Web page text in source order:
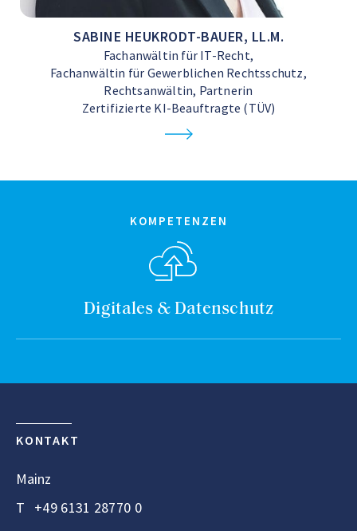
SABINE HEUKRODT-BAUER, LL.M.
Fachanwältin für IT-Recht,
Fachanwältin für Gewerblichen Rechtsschutz,
Rechtsanwältin, Partnerin
Zertifizierte KI-Beauftragte (TÜV)
KOMPETENZEN
Digitales & Datenschutz
KONTAKT
Mainz
T +49 6131 28770 0